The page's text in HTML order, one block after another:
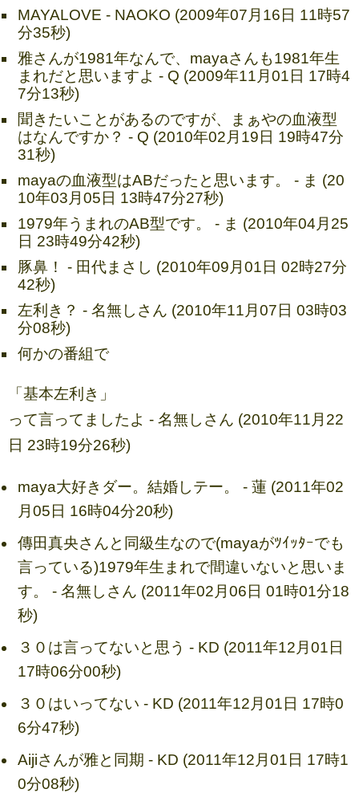
MAYALOVE - NAOKO (2009年07月16日 11時57
分35秒)
雅さんが1981年なんで、mayaさんも1981年生
まれだと思いますよ - Q (2009年11月01日 17時4
7分13秒)
聞きたいことがあるのですが、まぁやの血液型
はなんですか？ - Q (2010年02月19日 19時47分
31秒)
mayaの血液型はABだったと思います。 - ま (20
10年03月05日 13時47分27秒)
1979年うまれのAB型です。 - ま (2010年04月25
日 23時49分42秒)
豚鼻！ - 田代まさし (2010年09月01日 02時27分
42秒)
左利き？ - 名無しさん (2010年11月07日 03時03
分08秒)
何かの番組で
「基本左利き」
って言ってましたよ - 名無しさん (2010年11月22
日 23時19分26秒)
maya大好きダー。結婚しテー。 - 蓮 (2011年02
月05日 16時04分20秒)
傳田真央さんと同級生なので(mayaがﾂｲｯﾀｰでも
言っている)1979年生まれで間違いないと思いま
す。 - 名無しさん (2011年02月06日 01時01分18
秒)
３０は言ってないと思う - KD (2011年12月01日
17時06分00秒)
３０はいってない - KD (2011年12月01日 17時0
6分47秒)
Aijiさんが雅と同期 - KD (2011年12月01日 17時1
0分08秒)